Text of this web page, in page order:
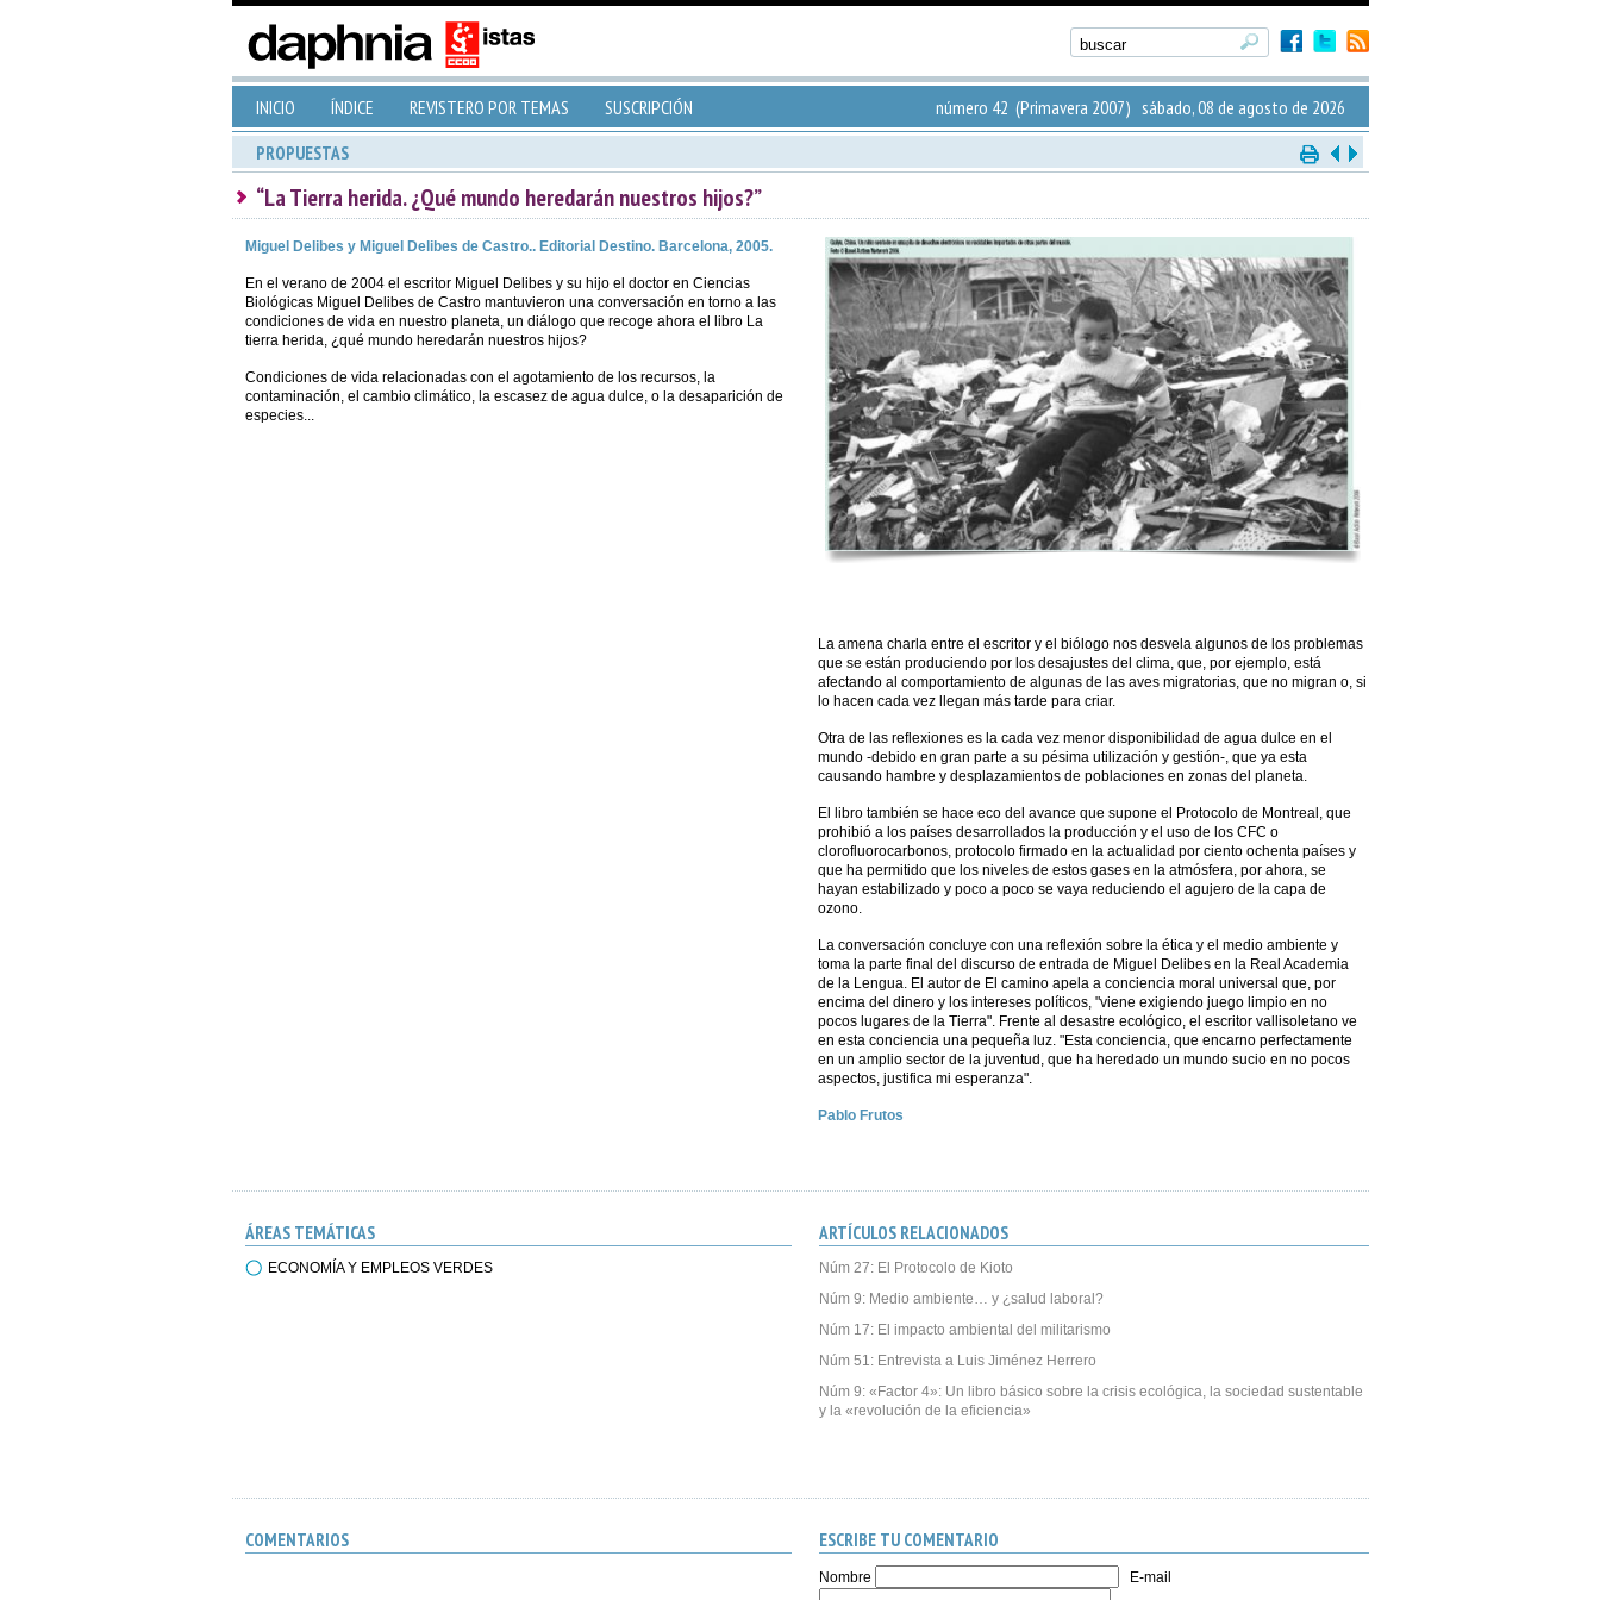
INICIO ÍNDICE REVISTERO POR TEMAS SUSCRIPCIÓN número 42 (Primavera 2007) sábado, 08 de agosto de 2026
PROPUESTAS
“La Tierra herida. ¿Qué mundo heredarán nuestros hijos?”
Miguel Delibes y Miguel Delibes de Castro.. Editorial Destino. Barcelona, 2005.
En el verano de 2004 el escritor Miguel Delibes y su hijo el doctor en Ciencias
Biológicas Miguel Delibes de Castro mantuvieron una conversación en torno a las
condiciones de vida en nuestro planeta, un diálogo que recoge ahora el libro La
tierra herida, ¿qué mundo heredarán nuestros hijos?
Condiciones de vida relacionadas con el agotamiento de los recursos, la
contaminación, el cambio climático, la escasez de agua dulce, o la desaparición de
especies...
La amena charla entre el escritor y el biólogo nos desvela algunos de los problemas
que se están produciendo por los desajustes del clima, que, por ejemplo, está
afectando al comportamiento de algunas de las aves migratorias, que no migran o, si
lo hacen cada vez llegan más tarde para criar.
Otra de las reflexiones es la cada vez menor disponibilidad de agua dulce en el
mundo -debido en gran parte a su pésima utilización y gestión-, que ya esta
causando hambre y desplazamientos de poblaciones en zonas del planeta.
El libro también se hace eco del avance que supone el Protocolo de Montreal, que
prohibió a los países desarrollados la producción y el uso de los CFC o
clorofluorocarbonos, protocolo firmado en la actualidad por ciento ochenta países y
que ha permitido que los niveles de estos gases en la atmósfera, por ahora, se
hayan estabilizado y poco a poco se vaya reduciendo el agujero de la capa de
ozono.
La conversación concluye con una reflexión sobre la ética y el medio ambiente y
toma la parte final del discurso de entrada de Miguel Delibes en la Real Academia
de la Lengua. El autor de El camino apela a conciencia moral universal que, por
encima del dinero y los intereses políticos, "viene exigiendo juego limpio en no
pocos lugares de la Tierra". Frente al desastre ecológico, el escritor vallisoletano ve
en esta conciencia una pequeña luz. "Esta conciencia, que encarno perfectamente
en un amplio sector de la juventud, que ha heredado un mundo sucio en no pocos
aspectos, justifica mi esperanza".
Pablo Frutos
ÁREAS TEMÁTICAS
ECONOMÍA Y EMPLEOS VERDES
ARTÍCULOS RELACIONADOS
Núm 27: El Protocolo de Kioto
Núm 9: Medio ambiente… y ¿salud laboral?
Núm 17: El impacto ambiental del militarismo
Núm 51: Entrevista a Luis Jiménez Herrero
Núm 9: «Factor 4»: Un libro básico sobre la crisis ecológica, la sociedad sustentable
y la «revolución de la eficiencia»
COMENTARIOS ESCRIBE TU COMENTARIO
Nombre E-mail